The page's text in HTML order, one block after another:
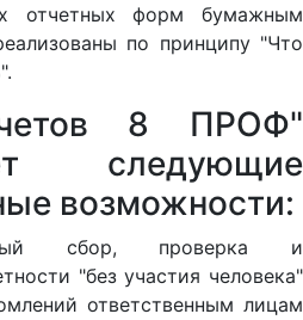
отчетных форм бумажным
по принципу "Что
8 ПРОФ"
следующие
возможности:
сбор, проверка и
"без участия человека"
ответственным лицам